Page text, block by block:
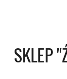
SKLEP